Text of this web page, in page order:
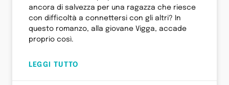
ancora di salvezza per una ragazza che riesce
con difficoltà a connettersi con gli altri? In
questo romanzo, alla giovane Vigga, accade
proprio così.
LEGGI TUTTO